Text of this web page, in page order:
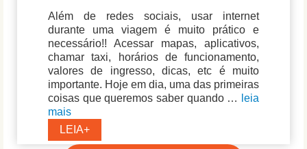
Além de redes sociais, usar internet
durante uma viagem é muito prático e
necessário!! Acessar mapas, aplicativos,
chamar taxi, horários de funcionamento,
valores de ingresso, dicas, etc é muito
importante. Hoje em dia, uma das primeiras
coisas que queremos saber quando …
leia
mais
LEIA+Internet
na